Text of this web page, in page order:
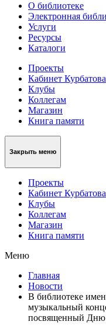
О библиотеке
Электронная
Услуги
Ресурсы
Каталоги
Проекты
Кабинет Курбатова
Клубы
Коллегам
Магазин
Книга памяти
Закрыть меню
Проекты
Кабинет Курбатова
Клубы
Коллегам
Магазин
Книга памяти
Меню
Главная
Новости
В библиотеке
музыкальный
посвященный